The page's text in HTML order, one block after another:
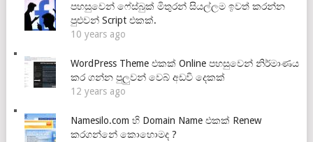
පහසුවෙන් ෆේස්බුක් මිතුරන් සියල්ලම ඉවත් කරන්න
පුළුවන් Script එකක්.
10 years ago
WordPress Theme එකක් Online පහසුවෙන් නිර්මාණය
කර ගන්න පුලුවන් වෙබ් අඩවි දෙකක්
12 years ago
Namesilo.com හි Domain Name එකක් Renew
කරගන්නේ කොහොමද ?